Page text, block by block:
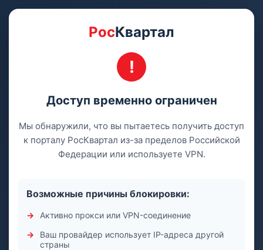
РосКвартал
Доступ временно ограничен
Мы обнаружили, что вы пытаетесь получить доступ
к порталу РосКвартал из-за пределов Российской
Федерации или используете VPN.
Возможные причины блокировки:
Активно прокси или VPN-соединение
Ваш провайдер использует IP-адреса другой
страны